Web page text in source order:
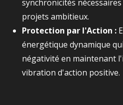
synchronicités
projets ambitieux.
Protection par l'Action :
énergétique dynamique
négativité en maintenant
vibration d'action positive.